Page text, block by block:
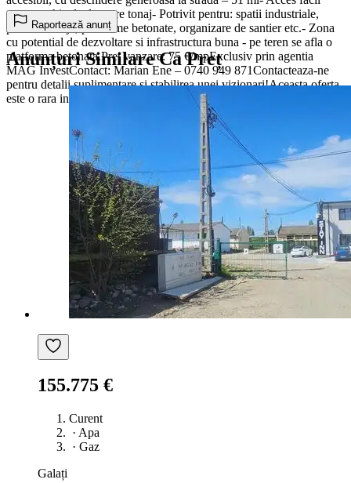
pentru vehicule de mare tonaj- Potrivit pentru: spatii industriale,
parcare utilaje, platforme betonate, organizare de santier etc.- Zona
cu potential de dezvoltare si infrastructura buna - pe teren se afla o
platforma betonata.Pret vanzare: 75 €/mpExclusiv prin agentia
MAG InvestContact: Marian Ene – 0740 949 871Contacteaza-ne
pentru detalii suplimentare si stabilirea unei vizionari!Aceasta oferta
este o rara in zona industriala a Galatiului.
Raportează anunț
Anunțuri Similare Ca Preț
155.775 €
Curent
· Apa
· Gaz
Galați